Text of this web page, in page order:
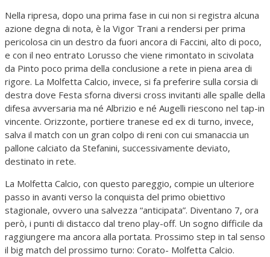
Nella ripresa, dopo una prima fase in cui non si registra alcuna
azione degna di nota, è la Vigor Trani a rendersi per prima
pericolosa cin un destro da fuori ancora di Faccini, alto di poco,
e con il neo entrato Lorusso che viene rimontato in scivolata
da Pinto poco prima della conclusione a rete in piena area di
rigore. La Molfetta Calcio, invece, si fa preferire sulla corsia di
destra dove Festa sforna diversi cross invitanti alle spalle della
difesa avversaria ma né Albrizio e né Augelli riescono nel tap-in
vincente. Orizzonte, portiere tranese ed ex di turno, invece,
salva il match con un gran colpo di reni con cui smanaccia un
pallone calciato da Stefanini, successivamente deviato,
destinato in rete.
La Molfetta Calcio, con questo pareggio, compie un ulteriore
passo in avanti verso la conquista del primo obiettivo
stagionale, ovvero una salvezza “anticipata”. Diventano 7, ora
però, i punti di distacco dal treno play-off. Un sogno difficile da
raggiungere ma ancora alla portata. Prossimo step in tal senso
il big match del prossimo turno: Corato- Molfetta Calcio.